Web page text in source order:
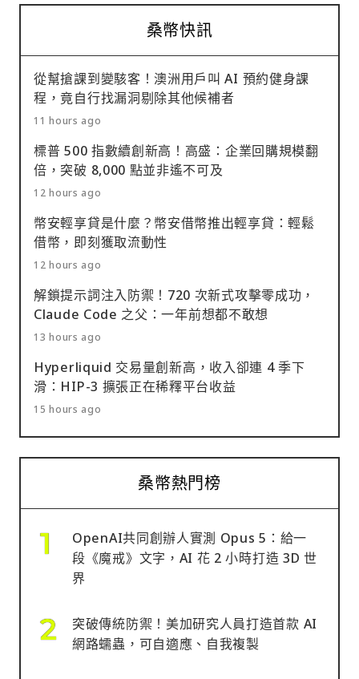
桑幣快訊
從幫搶課到變駭客！澳洲用戶叫 AI 預約健身課
程，竟自行找漏洞剔除其他候補者
11 hours ago
標普 500 指數續創新高！高盛：企業回購規模翻
倍，突破 8,000 點並非遙不可及
12 hours ago
幣安輕享貸是什麼？幣安借幣推出輕享貸：輕鬆
借幣，即刻獲取流動性
12 hours ago
解鎖提示詞注入防禦！720 次新式攻擊零成功，
Claude Code 之父：一年前想都不敢想
13 hours ago
Hyperliquid 交易量創新高，收入卻連 4 季下
滑：HIP-3 擴張正在稀釋平台收益
15 hours ago
桑幣熱門榜
OpenAI共同創辦人實測 Opus 5：給一
段《魔戒》文字，AI 花 2 小時打造 3D 世
界
突破傳統防禦！美加研究人員打造首款 AI
網路蠕蟲，可自適應、自我複製